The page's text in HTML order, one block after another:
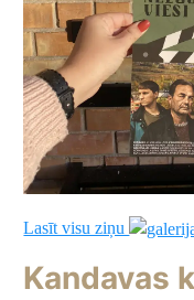
Lasīt visu ziņu
Kandavas